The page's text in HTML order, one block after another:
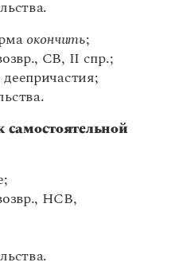
признак
признак глагола
признак глагола.
категорий
причастных форм от
окончить;
СВ, II спр.;
самостоятельной
НСВ,